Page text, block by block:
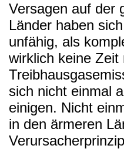
Versagen auf der
Länder haben
unfähig, als
wirklich keine Zeit
sich nicht einmal
einigen. Nicht
in den ärmeren